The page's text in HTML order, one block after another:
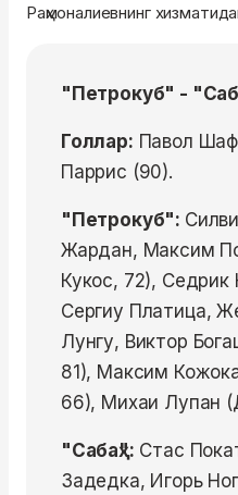
Раҳмоналиевнинг
"Петрокуб" -
Голлар: Павол
Паррис (90).
"Петрокуб":
Жардан, Максим
Кукос, 72),
Сергиу Платица,
Лунгу, Виктор
81), Максим
66), Михаи Лупан
"Сабаҳ": Стас
Задедка, Игорь